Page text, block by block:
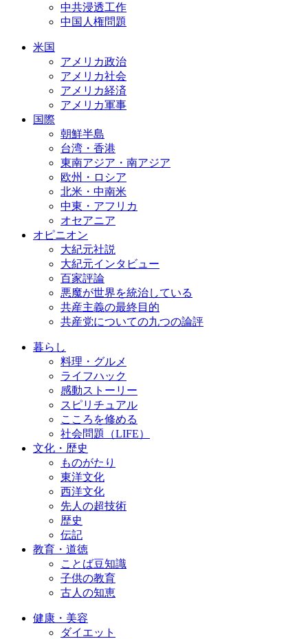
中共浸透工作
中国人権問題
米国
アメリカ政治
アメリカ社会
アメリカ経済
アメリカ軍事
国際
朝鮮半島
台湾・香港
東南アジア・南アジア
欧州・ロシア
北米・中南米
中東・アフリカ
オセアニア
オピニオン
大紀元社説
大紀元インタビュー
百家評論
悪魔が世界を統治している
共産主義の最終目的
共産党についての九つの論評
暮らし
料理・グルメ
ライフハック
感動ストーリー
スピリチュアル
こころを修める
社会問題（LIFE）
文化・歴史
ものがたり
東洋文化
西洋文化
先人の超技術
歴史
伝記
教育・道徳
ことば豆知識
子供の教育
古人の知恵
健康・美容
ダイエット